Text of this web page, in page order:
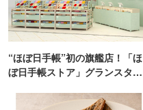
“ほぼ日手帳”初の旗艦店！「ほ
ぼ日手帳ストア」グランスタ東